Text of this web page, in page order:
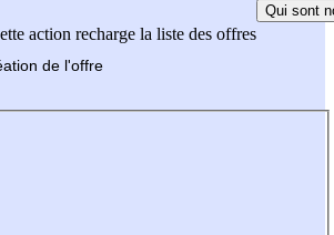
action recharge la liste des offres
Qui sont
de l'offre